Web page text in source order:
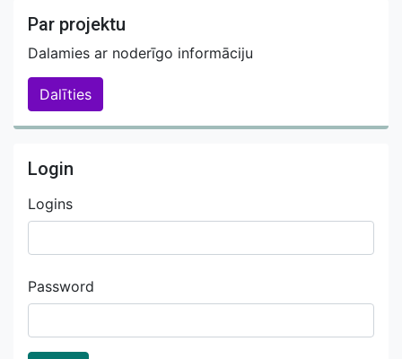
Par projektu
Dalamies ar noderīgo informāciju
Dalīties
Login
Logins
Password